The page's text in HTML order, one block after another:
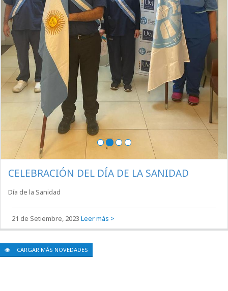
Efeméride
5 de Diciembre, 2023 Leer más >
CELEBRACIÓN DEL DÍA DE LA SANIDAD
Día de la Sanidad
21 de Setiembre, 2023Leer más >
CARGAR MÁS NOVEDADES